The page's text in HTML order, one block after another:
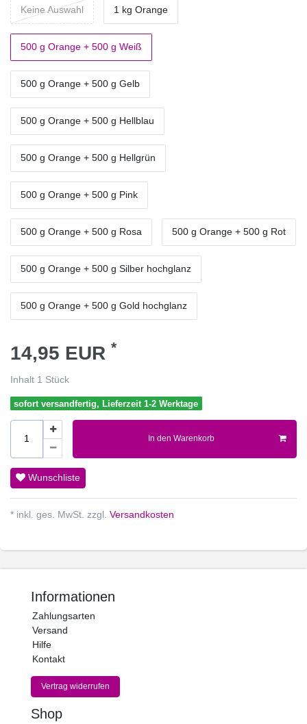
Keine Auswahl 1 kg Orange
500 g Orange + 500 g Weiß
500 g Orange + 500 g Gelb
500 g Orange + 500 g Hellblau
500 g Orange + 500 g Hellgrün
500 g Orange + 500 g Pink
500 g Orange + 500 g Rosa 500 g Orange + 500 g Rot
500 g Orange + 500 g Silber hochglanz
500 g Orange + 500 g Gold hochglanz
14,95 EUR *
Inhalt 1 Stück
sofort versandfertig, Lieferzeit 1-2 Werktage
In den Warenkorb
Wunschliste
* inkl. ges. MwSt. zzgl. Versandkosten
Informationen
Zahlungsarten
Versand
Hilfe
Kontakt
Vertrag widerrufen
Shop